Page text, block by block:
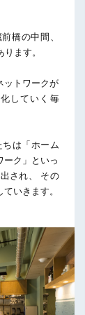
橋の中間、
ます。
ットワークが
していく毎
ちは「ホーム
ーク」といっ
され、
その
いきます。